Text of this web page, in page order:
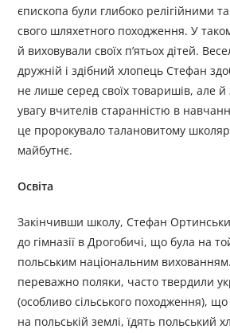
єпископа були глибоко релігійними
свого шляхетного походження. У
й виховували своїх п’ятьох дітей.
дружній і здібний хлопець Стефан
не лише серед своїх товаришів, але
увагу вчителів старанністю в
це пророкувало талановитому
майбутнє.
Освіта
Закінчивши школу, Стефан
до гімназії в Дрогобичі, що була на
польським національним
переважно поляки, часто твердили
(особливо сільського походження),
на польській землі, їдять польський